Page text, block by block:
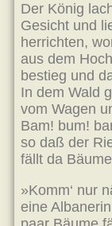
Der König
Gesicht und
herrichten,
aus dem
bestieg und
In dem Wald
vom Wagen
Bam! bum!
so daß der
fällt da
»Komm‘ nur
eine